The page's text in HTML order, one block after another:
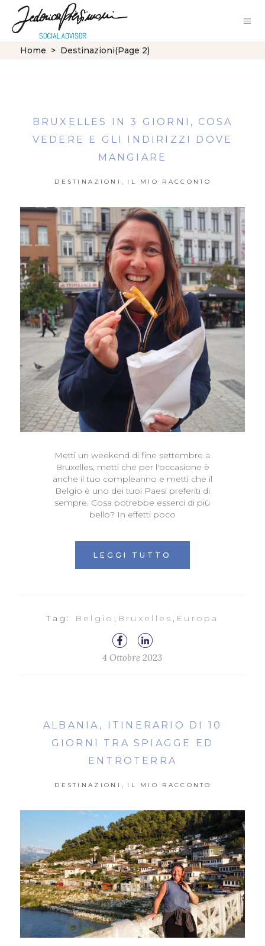
Home > Destinazioni(Page 2)
BRUXELLES IN 3 GIORNI, COSA
VEDERE E GLI INDIRIZZI DOVE
MANGIARE
DESTINAZIONI IL MIO RACCONTO
Metti un weekend di fine settembre a
Bruxelles, metti che per l'occasione è
anche il tuo compleanno e metti che il
Belgio è uno dei tuoi Paesi preferiti di
sempre. Cosa potrebbe esserci di più
bello? In effetti poco
LEGGI TUTTO
Tag: Belgio , Bruxelles , Europa
4 Ottobre 2023
ALBANIA, ITINERARIO DI 10
GIORNI TRA SPIAGGE ED
ENTROTERRA
DESTINAZIONI IL MIO RACCONTO